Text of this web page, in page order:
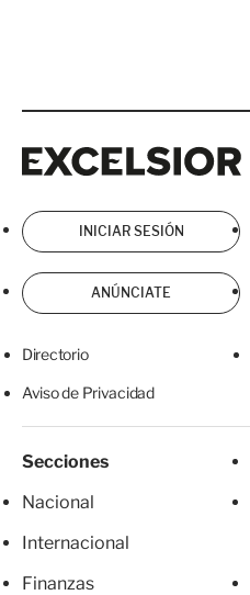
INICIAR SESIÓN
ANÚNCIATE
Directorio
Aviso de Privacidad
Secciones
Nacional
Internacional
Finanzas